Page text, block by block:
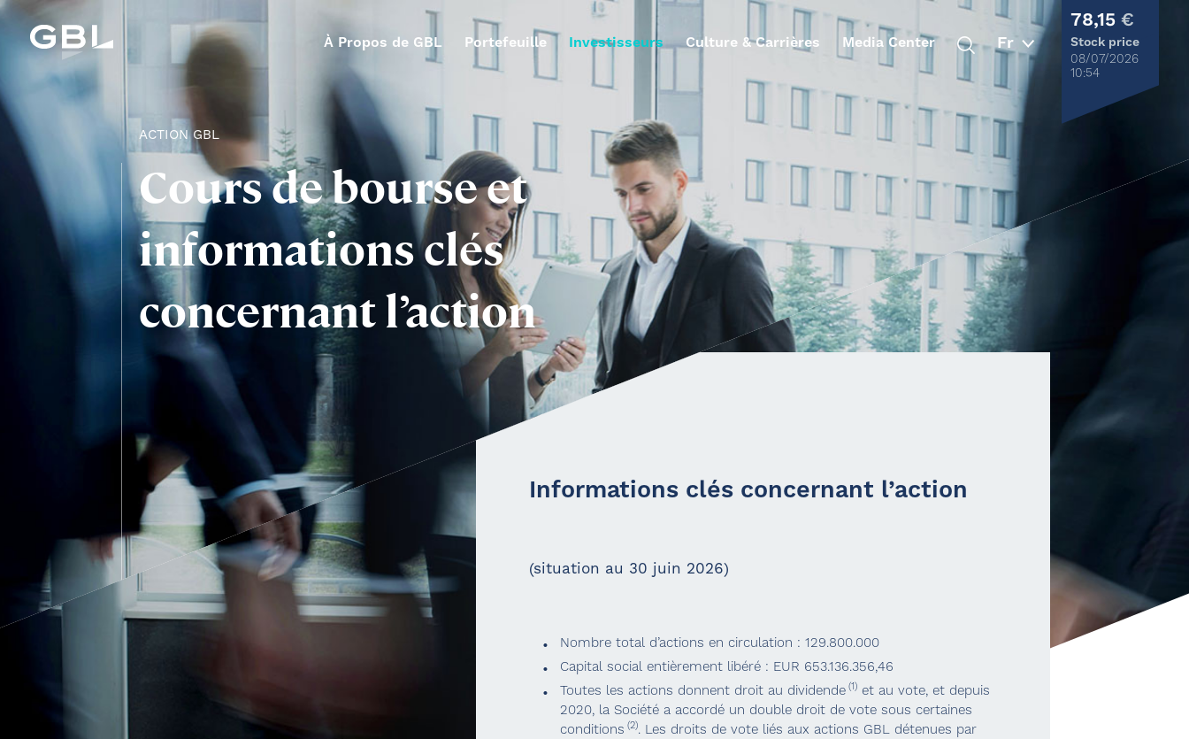
À Propos de GBL Portefeuille Investisseurs Culture & Carrières Media Center
78,15€
Stock price
08/07/2026
10:54
ACTION GBL
Cours de bourse et
informations clés
concernant l’action
Informations clés concernant l’action
(situation au 30 juin 2026)
Nombre total d’actions en circulation : 129.800.000
Capital social entièrement libéré : EUR 653.136.356,46
Toutes les actions donnent droit au dividende (1)et au vote, et depuis
2020, la Société a accordé un double droit de vote sous certaines
conditions (2). Les droits de vote liés aux actions GBL détenues par